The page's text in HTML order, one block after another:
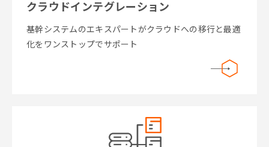
クラウドインテグレーション
基幹システムのエキスパートがクラウドへの移行と最適
化をワンストップでサポート